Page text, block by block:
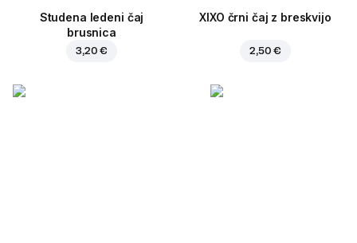
Studena ledeni čaj
brusnica
3,20 €
XIXO črni čaj z breskvijo
2,50 €